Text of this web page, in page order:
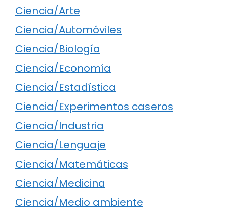
Ciencia/Arte
Ciencia/Automóviles
Ciencia/Biología
Ciencia/Economía
Ciencia/Estadística
Ciencia/Experimentos caseros
Ciencia/Industria
Ciencia/Lenguaje
Ciencia/Matemáticas
Ciencia/Medicina
Ciencia/Medio ambiente